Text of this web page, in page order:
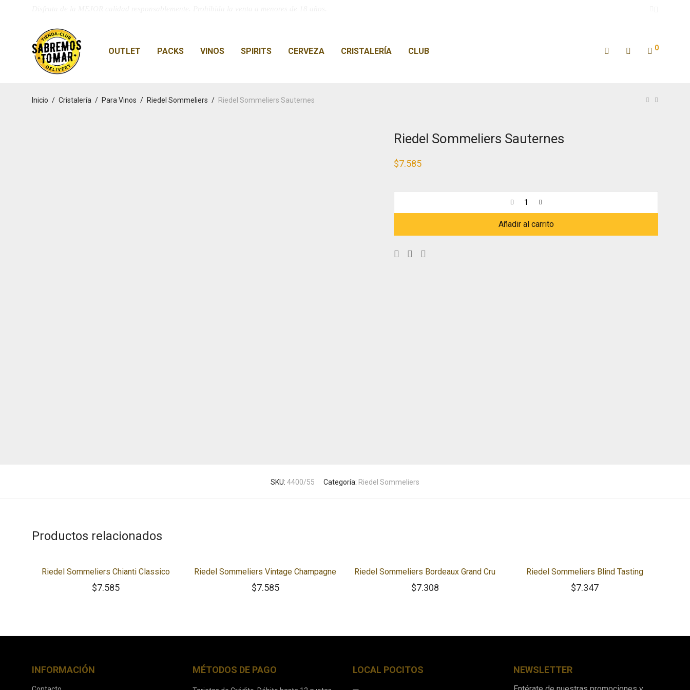
OUTLET PACKS VINOS SPIRITS CERVEZA CRISTALERÍA CLUB 0
Inicio / Cristalería / Para Vinos / Riedel Sommeliers / Riedel Sommeliers Sauternes
Riedel Sommeliers Sauternes
$7.585
Añadir al carrito
SKU: 4400/55 Categoría: Riedel Sommeliers
Productos relacionados
Riedel Sommeliers Chianti Classico
$7.585
Riedel Sommeliers Vintage Champagne
$7.585
Riedel Sommeliers Bordeaux Grand Cru
$7.308
Riedel Sommeliers Blind Tasting
$7.347
INFORMACIÓN MÉTODOS DE PAGO LOCAL POCITOS NEWSLETTER